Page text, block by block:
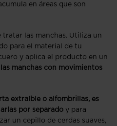
en áreas que son
tratar las manchas. Utiliza un
para el material de tu
y aplica el producto en un
manchas con movimientos
extraíble o alfombrillas, es
por separado y para
un cepillo de cerdas suaves,